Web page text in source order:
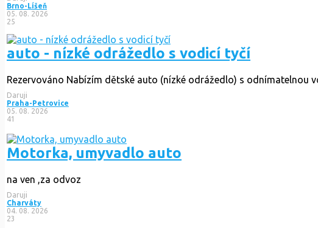
Brno-Líšeň
05. 08. 2026
25
auto - nízké odrážedlo s vodicí tyčí
Rezervováno Nabízím dětské auto (nízké odrážedlo) s odnímatelnou
Daruji
Praha-Petrovice
05. 08. 2026
41
Motorka, umyvadlo auto
na ven ,za odvoz
Daruji
Charváty
04. 08. 2026
23